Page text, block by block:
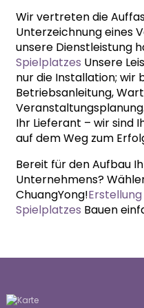
Wir vertreten die
Unterzeichnung eines
unsere Dienstleistung
Spielplatzes Unsere
nur die Installation; wir
Betriebsanleitung,
Ihr Lieferant – wir sind
auf dem Weg zum
Bereit für den Aufbau
Unternehmens?
ChuangYong!
Spielplatzes Bauen